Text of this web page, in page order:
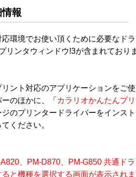
報
応環境でお使い頂くために必要なド
リンタウィンドウ!3が含まれており
リント対応のアプリケーションをご
のほかに、「 カラリオかんたんプ
のプリンタードライバーをインス
ください。
、PM-D870、PM-G850 共通ド
と機種を選択する画面が表示され